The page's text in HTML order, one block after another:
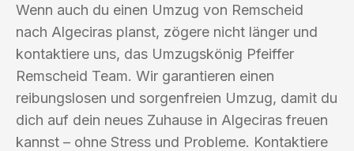
Wenn auch du einen Umzug von Remscheid
nach Algeciras planst, zögere nicht länger und
kontaktiere uns, das Umzugskönig Pfeiffer
Remscheid Team. Wir garantieren einen
reibungslosen und sorgenfreien Umzug, damit du
dich auf dein neues Zuhause in Algeciras freuen
kannst – ohne Stress und Probleme. Kontaktiere